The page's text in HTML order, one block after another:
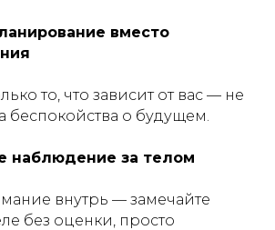
вместо
то, что зависит от вас — не
беспокойства о будущем.
наблюдение за телом
внутрь — замечайте
без оценки, просто